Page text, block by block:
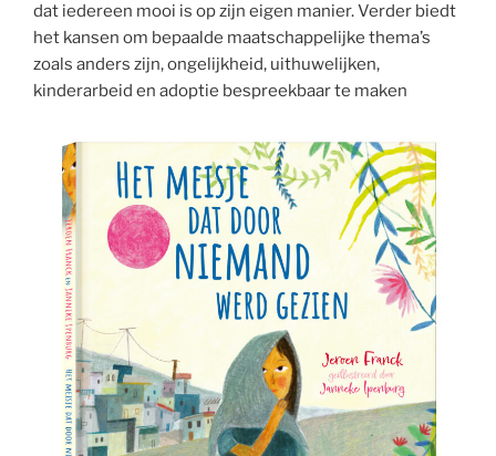
dat iedereen mooi is op zijn eigen manier. Verder biedt
het kansen om bepaalde maatschappelijke thema’s
zoals anders zijn, ongelijkheid, uithuwelijken,
kinderarbeid en adoptie bespreekbaar te maken